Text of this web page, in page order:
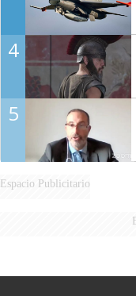
4
5
Espacio Publicitario